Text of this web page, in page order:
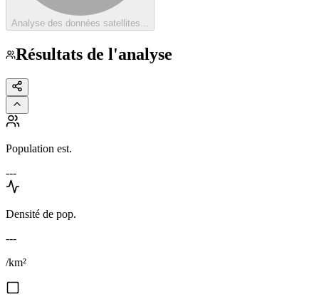
Analyse des données satellites...
Résultats de l'analyse
Population est.
---
Densité de pop.
---
/km²